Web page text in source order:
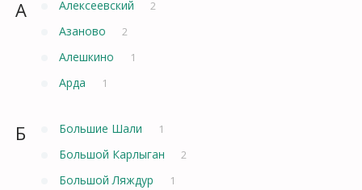
А Алексеевский 2
Азаново 2
Алешкино 1
Арда 1
Б Большие Шали 1
Большой Карлыган 2
Большой Ляждур 1